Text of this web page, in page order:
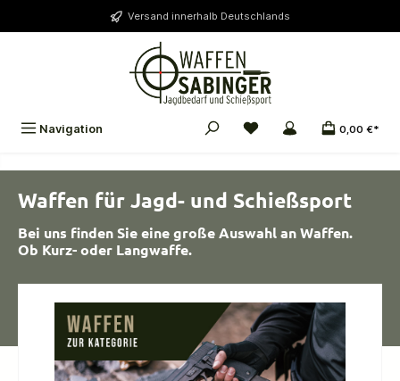
Versand innerhalb Deutschlands
Navigation 0,00 €*
Waffen für Jagd- und Schießsport
Bei uns finden Sie eine große Auswahl an Waffen.
Ob Kurz- oder Langwaffe.